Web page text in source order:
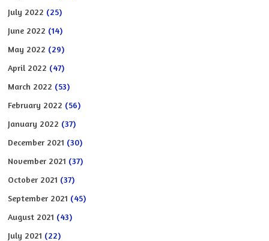
July 2022 (25)
June 2022 (14)
May 2022 (29)
April 2022 (47)
March 2022 (53)
February 2022 (56)
January 2022 (37)
December 2021 (30)
November 2021 (37)
October 2021 (37)
September 2021 (45)
August 2021 (43)
July 2021 (22)